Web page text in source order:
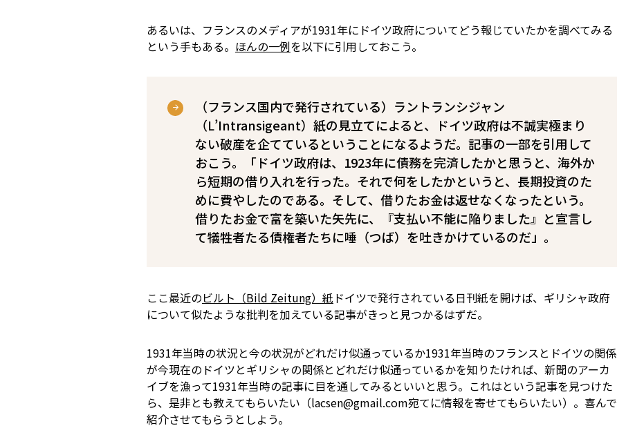
あるいは、フランスのメディアが1931年にドイツ政府についてどう報じていたかを調べてみる
という手もある。 ほんの一例を以下に引用しておこう。
（フランス国内で発行されている）ラントランシジャン
（L’Intransigeant）紙の見立てによると、ドイツ政府は不誠実極まり
ない破産を企てているということになるようだ。記事の一部を引用して
おこう。「ドイツ政府は、1923年に債務を完済したかと思うと、海外か
ら短期の借り入れを行った。それで何をしたかというと、長期投資のた
めに費やしたのである。そして、借りたお金は返せなくなったという。
借りたお金で富を築いた矢先に、『支払い不能に陥りました』と宣言し
て犠牲者たる債権者たちに唾（つば）を吐きかけているのだ」。
ここ最近のビルト（Bild Zeitung）紙 ――ドイツで発行されている日刊紙――を開けば、ギリシャ政府
について似たような批判を加えている記事がきっと見つかるはずだ。
1931年当時の状況と今の状況がどれだけ似通っているか――1931年当時のフランスとドイツの関係
が今現在のドイツとギリシャの関係とどれだけ似通っているか――を知りたければ、新聞のアーカ
イブを漁って1931年当時の記事に目を通してみるといいと思う。これはという記事を見つけた
ら、是非とも教えてもらいたい（lacsen@gmail.com宛てに情報を寄せてもらいたい）。喜んで
紹介させてもらうとしよう。